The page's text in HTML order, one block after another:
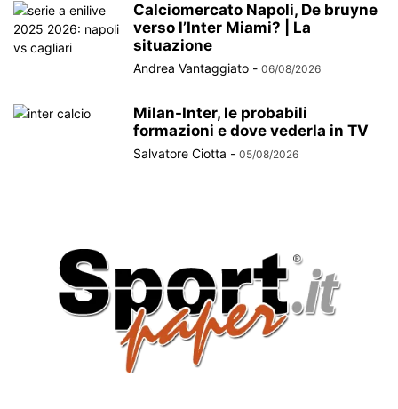
Calciomercato Napoli, De bruyne
verso l’Inter Miami? | La
situazione
Andrea Vantaggiato - 06/08/2026
Milan-Inter, le probabili
formazioni e dove vederla in TV
Salvatore Ciotta - 05/08/2026